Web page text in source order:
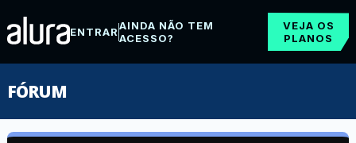
ENTRARAINDA NÃO TEM
ACESSO?
VEJA OS
PLANOS
FÓRUM